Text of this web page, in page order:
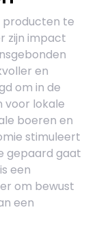
producten te
zijn impact
en
om in de
voor lokale
boeren en
stimuleert
gepaard gaat
een
om bewust
een